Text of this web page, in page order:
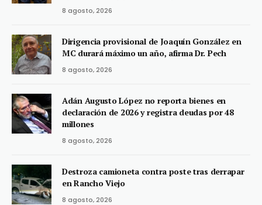
8 agosto, 2026
Dirigencia provisional de Joaquín González en
MC durará máximo un año, afirma Dr. Pech
8 agosto, 2026
Adán Augusto López no reporta bienes en
declaración de 2026 y registra deudas por 48
millones
8 agosto, 2026
Destroza camioneta contra poste tras derrapar
en Rancho Viejo
8 agosto, 2026